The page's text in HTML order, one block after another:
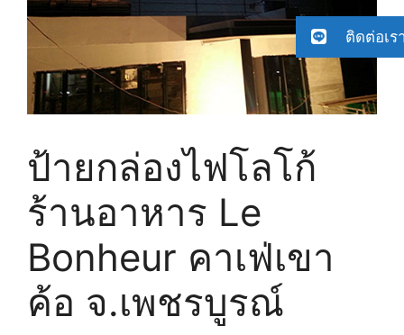
ป้ายกล่องไฟโลโก้
ร้านอาหาร Le
Bonheur คาเฟ่เขา
ค้อ จ.เพชรบูรณ์
ติดต่อเร